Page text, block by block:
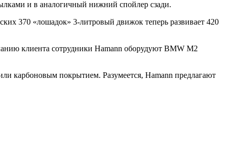
и в аналогичный нижний спойлер сзади.
370 «лошадок» 3-литровый движок теперь развивает 420
клиента сотрудники Hamann оборудуют BMW M2
карбоновым покрытием. Разумеется, Hamann предлагают